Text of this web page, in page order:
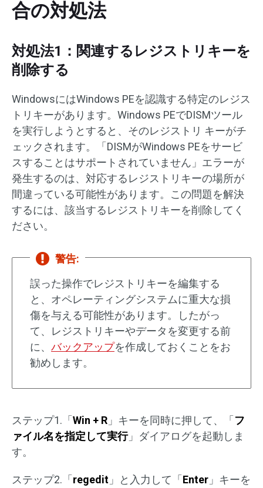
合の対処法
対処法1：関連するレジストリキーを
削除する
WindowsにはWindows PEを認識する特定のレジス
トリキーがあります。Windows PEでDISMツール
を実行しようとすると、そのレジストリ キーがチ
ェックされます。「DISMがWindows PEをサービ
スすることはサポートされていません」エラーが
発生するのは、対応するレジストリキーの場所が
間違っている可能性があります。この問題を解決
するには、該当するレジストリキーを削除してく
ださい。
警告:
誤った操作でレジストリキーを編集する
と、オペレーティングシステムに重大な損
傷を与える可能性があります。したがっ
て、レジストリキーやデータを変更する前
に、 バックアップを作成しておくことをお
勧めします。
ステップ1.「Win + R 」キーを同時に押して、「フ
ァイル名を指定して実行」ダイアログを起動しま
す。
ステップ2.「regedit 」と入力して「Enter 」キーを